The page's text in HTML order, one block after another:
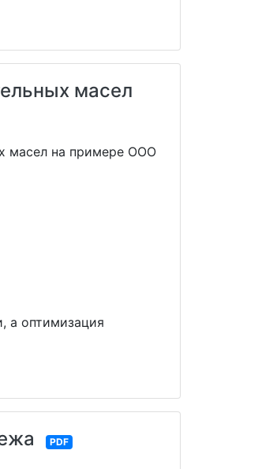
масел
масел на примере ООО
а оптимизация
PDF